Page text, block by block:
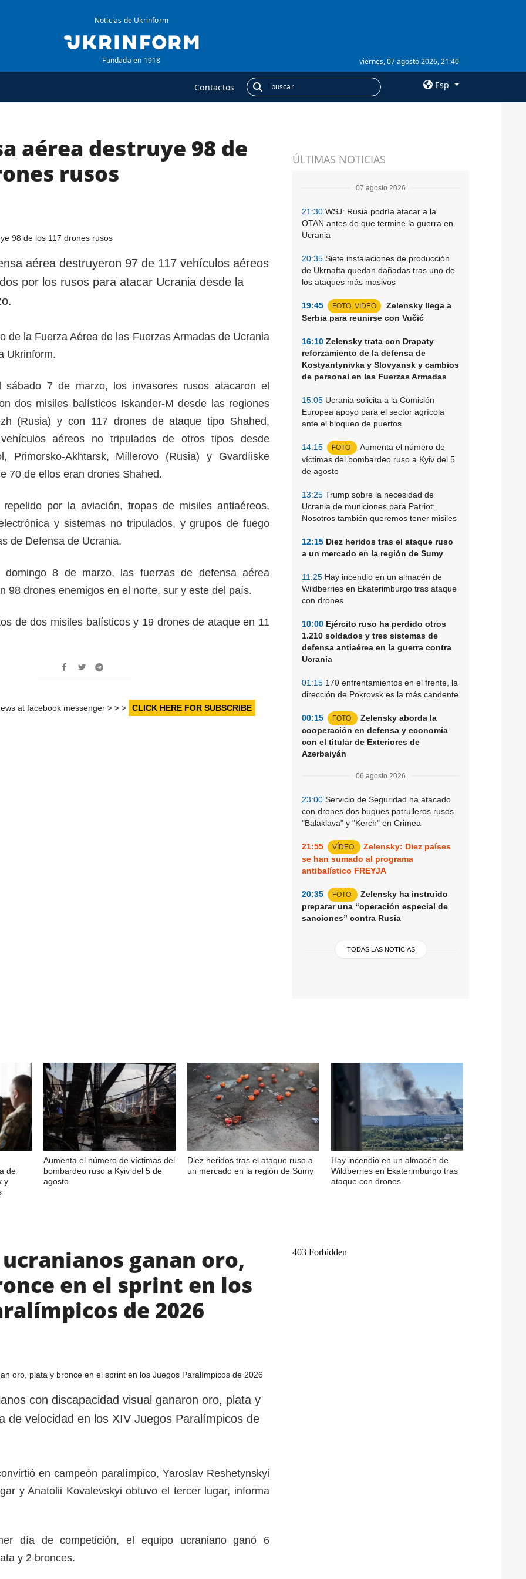
Noticias de Ukrinform
Fundada en 1918 viernes, 07 agosto 2026, 21:40
Contactos Esp
servicios
de datos
ADICIONAL
Podcasts
Releases
Suscripción
ÚLTIMAS NOTICIAS
07 agosto 2026
21:30 WSJ: Rusia podría atacar a la
OTAN antes de que termine la guerra en
Ucrania
20:35 Siete instalaciones de producción
de Ukrnafta quedan dañadas tras uno de
los ataques más masivos
19:45 FOTO, VIDEO
Zelensky llega a
Serbia para reunirse con Vučić
16:10 Zelensky trata con Drapaty
reforzamiento de la defensa de
Kostyantynivka y Slovyansk y cambios
de personal en las Fuerzas Armadas
15:05 Ucrania solicita a la Comisión
Europea apoyo para el sector agrícola
ante el bloqueo de puertos
14:15 FOTO
Aumenta el número de
víctimas del bombardeo ruso a Kyiv del 5
de agosto
13:25 Trump sobre la necesidad de
Ucrania de municiones para Patriot:
Nosotros también queremos tener misiles
12:15 Diez heridos tras el ataque ruso
a un mercado en la región de Sumy
11:25 Hay incendio en un almacén de
Wildberries en Ekaterimburgo tras ataque
con drones
10:00 Ejército ruso ha perdido otros
1.210 soldados y tres sistemas de
defensa antiaérea en la guerra contra
Ucrania
01:15 170 enfrentamientos en el frente, la
dirección de Pokrovsk es la más candente
00:15 FOTO
Zelensky aborda la
cooperación en defensa y economía
con el titular de Exteriores de
Azerbaiyán
06 agosto 2026
23:00 Servicio de Seguridad ha atacado
con drones dos buques patrulleros rusos
"Balaklava" y "Kerch" en Crimea
21:55 VÍDEO
Zelensky: Diez países
se han sumado al programa
antibalístico FREYJA
20:35 FOTO
Zelensky ha instruido
preparar una “operación especial de
sanciones” contra Rusia
TODAS LAS NOTICIAS
aérea destruye 98 de
rusos
aérea destruyeron 97 de 117 vehículos aéreos
por los rusos para atacar Ucrania desde la
de la Fuerza Aérea de las Fuerzas Armadas de Ucrania
Ukrinform.
sábado 7 de marzo, los invasores rusos atacaron el
dos misiles balísticos Iskander-M desde las regiones
(Rusia) y con 117 drones de ataque tipo Shahed,
aéreos no tripulados de otros tipos desde
Primorsko-Akhtarsk, Míllerovo (Rusia) y Gvardíiske
70 de ellos eran drones Shahed.
por la aviación, tropas de misiles antiaéreos,
y sistemas no tripulados, y grupos de fuego
de Defensa de Ucrania.
8 de marzo, las fuerzas de defensa aérea
98 drones enemigos en el norte, sur y este del país.
de dos misiles balísticos y 19 drones de ataque en 11
at facebook messenger > > > CLICK HERE FOR SUBSCRIBE
de
y
Aumenta el número de víctimas del
bombardeo ruso a Kyiv del 5 de
agosto
Diez heridos tras el ataque ruso a
un mercado en la región de Sumy
Hay incendio en un almacén de
Wildberries en Ekaterimburgo tras
ataque con drones
ganan oro,
en el sprint en los
de 2026
con discapacidad visual ganaron oro, plata y
de velocidad en los XIV Juegos Paralímpicos de
en campeón paralímpico, Yaroslav Reshetynskyi
y Anatolii Kovalevskyi obtuvo el tercer lugar, informa
día de competición, el equipo ucraniano ganó 6
y 2 bronces.